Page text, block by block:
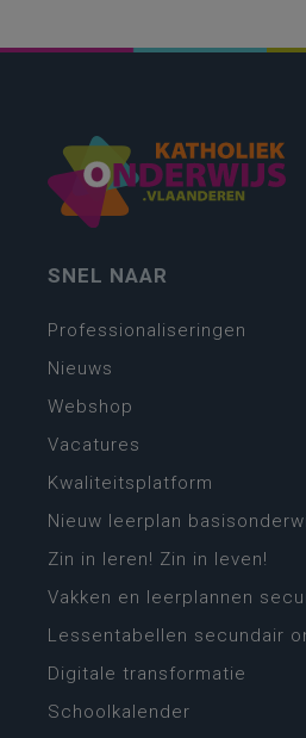
SNEL NAAR
Professionaliseringen
Nieuws
Webshop
Vacatures
Kwaliteitsplatform
Nieuw leerplan
Zin in leren! Zin in leven!
Vakken en leerplannen
Lessentabellen secundair
Digitale transformatie
Schoolkalender